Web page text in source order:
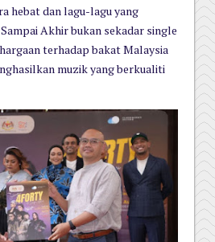
hebat dan lagu-lagu yang
Sampai Akhir bukan sekadar single
terhadap bakat Malaysia
muzik yang berkualiti